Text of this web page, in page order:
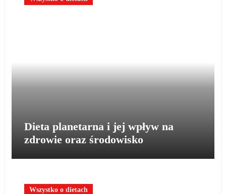
Dieta planetarna i jej wpływ na
zdrowie oraz środowisko
Wszystko o dietach